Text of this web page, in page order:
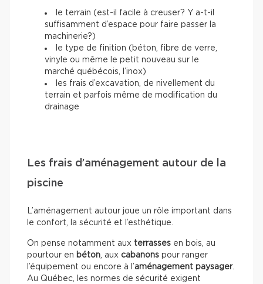
le terrain (est-il facile à creuser? Y a-t-il
suffisamment d’espace pour faire passer la
machinerie?)
le type de finition (béton, fibre de verre,
vinyle ou même le petit nouveau sur le
marché québécois, l’inox)
les frais d’excavation, de nivellement du
terrain et parfois même de modification du
drainage
Les frais d’aménagement autour de la
piscine
L’aménagement autour joue un rôle important dans
le confort, la sécurité et l’esthétique.
On pense notamment aux terrasses en bois, au
pourtour en béton, aux cabanons pour ranger
l’équipement ou encore à l’aménagement paysager.
Au Québec, les normes de sécurité exigent